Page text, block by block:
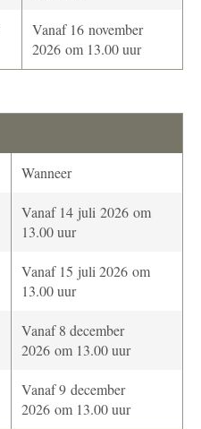
Vanaf 16 november
2026 om 13.00 uur
Wanneer
Vanaf 14 juli 2026 om
13.00 uur
Vanaf 15 juli 2026 om
13.00 uur
Vanaf 8 december
2026 om 13.00 uur
Vanaf 9 december
2026 om 13.00 uur